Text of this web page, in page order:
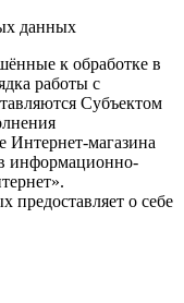
данных
к обработке в
работы с
Субъектом
Интернет-магазина
информационно-
предоставляет о себе